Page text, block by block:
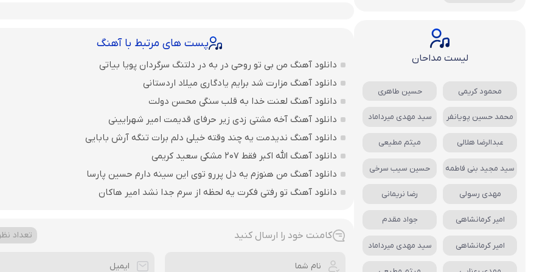
پست های مرتبط با آهنگ
دانلود آهنگ من بی تو روحی در به در دلتنگ سرگردان پویا بیاتی
دانلود آهنگ مزارت شد برایم یادگاری میلاد اردستانی
دانلود آهنگ لعنت خدا به قلب سنگی محسن دولت
دانلود آهنگ آخه مشتی زدی زیر حرفای قدیمت امیر شهرایینی
دانلود آهنگ ندیدمت یه چند وقته خیلی دلم برات تنگه آرش بابایی
دانلود آهنگ الله اکبر فقط 207 مشکی سعید کریمی
دانلود آهنگ من هنوزم یه دل پررو توی این سینه دارم حسین پارسا
دانلود آهنگ تو رفتی فکرت یه لحظه از سرم جدا نشد امیر هاکان
کامنت خود را ارسال کنید تعداد
لیست مداحان
محمود کریمی حسین طاهری
محمد حسین پویانفر سید مهدی میرداماد
عبدالرضا هلالی میثم مطیعی
سید مجید بنی فاطمه حسین سیب سرخی
مهدی رسولی رضا نریمانی
امیر کرمانشاهی جواد مقدم
امیر کرمانشاهی سید مهدی میرداماد